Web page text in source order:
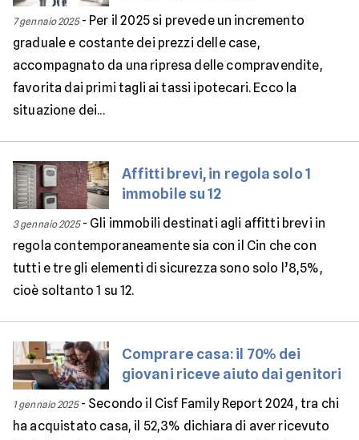
7 gennaio 2025- Per il 2025 si prevede un incremento
graduale e costante dei prezzi delle case,
accompagnato da una ripresa delle compravendite,
favorita dai primi tagli ai tassi ipotecari. Ecco la
situazione dei...
Affitti brevi, in regola solo 1
immobile su 12
3 gennaio 2025- Gli immobili destinati agli affitti brevi in
regola contemporaneamente sia con il Cin che con
tutti e tre gli elementi di sicurezza sono solo l’8,5%,
cioè soltanto 1 su 12.
Comprare casa: il 70% dei
giovani riceve aiuto dai genitori
1 gennaio 2025- Secondo il Cisf Family Report 2024, tra chi
ha acquistato casa, il 52,3% dichiara di aver ricevuto